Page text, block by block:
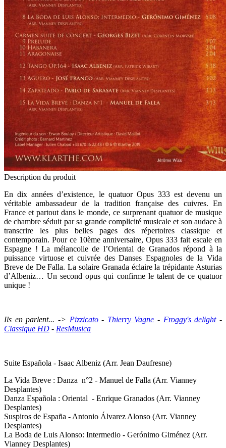
Description du produit
En dix années d’existence, le quatuor Opus 333 est devenu un
véritable ambassadeur de la tradition française des cuivres. En
France et partout dans le monde, ce surprenant quatuor de musique
de chambre séduit par sa grande complicité musicale et son audace à
transcrire les plus belles pages des répertoires classique et
contemporain. Pour ce 10ème anniversaire, Opus 333 fait escale en
Espagne ! La mélancolie de l’Oriental de Granados répond à la
puissance virtuose et cuivrée des Danses Espagnoles de la Vida
Breve de De Falla. La solaire Granada éclaire la trépidante Asturias
d’Albeniz… Un second opus qui confirme le talent de ce quatuor
unique !
Ils en parlent... -> Pizzicato- Thierry Vagne - Froggy's delight-
Classique HD - ResMusica
Suite Española - Isaac Albeniz (Arr. Jean Daufresne)
La Vida Breve : Danza n°2 - Manuel de Falla (Arr. Vianney
Desplantes)
Danza Española : Oriental - Enrique Granados (Arr. Vianney
Desplantes)
Suspiros de España - Antonio Álvarez Alonso (Arr. Vianney
Desplantes)
La Boda de Luis Alonso: Intermedio - Gerónimo Giménez (Arr.
Vianney Desplantes)